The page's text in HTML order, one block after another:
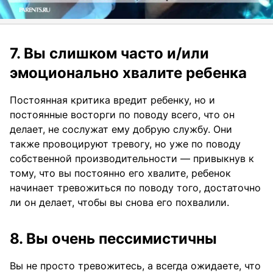
7. Вы слишком часто и/или
эмоционально хвалите ребенка
Постоянная критика вредит ребенку, но и
постоянные восторги по поводу всего, что он
делает, не сослужат ему добрую службу. Они
также провоцируют тревогу, но уже по поводу
собственной производительности — привыкнув к
тому, что вы постоянно его хвалите, ребенок
начинает тревожиться по поводу того, достаточно
ли он делает, чтобы вы снова его похвалили.
8. Вы очень пессимистичны
Вы не просто тревожитесь, а всегда ожидаете, что